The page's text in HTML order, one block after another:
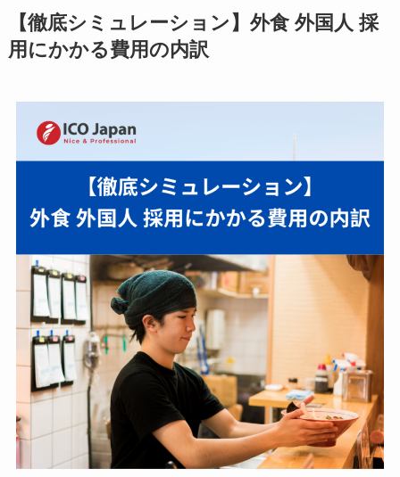
【徹底シミュレーション】外食 外国人 採
用にかかる費用の内訳